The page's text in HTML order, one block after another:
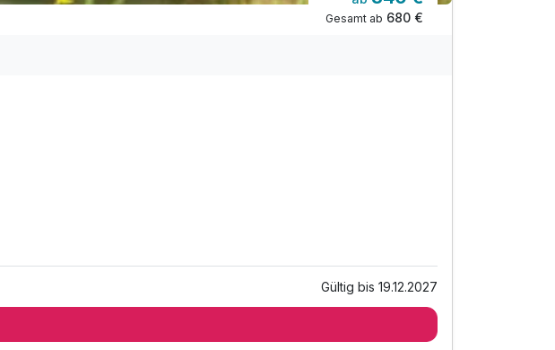
Gesamt ab 680 €
Gültig bis 19.12.2027